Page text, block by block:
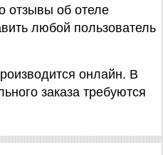
отзывы об отеле
любой пользователь
онлайн. В
заказа требуются